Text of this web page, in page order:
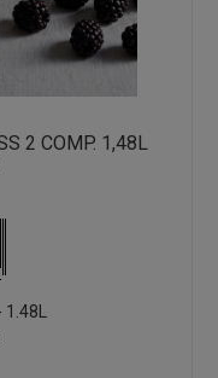
2 COMP. 1,48L
1.48L